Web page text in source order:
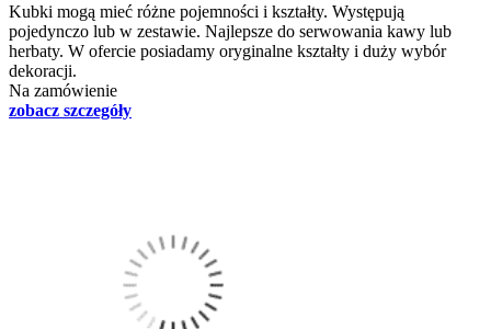
Kubki mogą mieć różne pojemności i kształty. Występują
pojedynczo lub w zestawie. Najlepsze do serwowania kawy lub
herbaty. W ofercie posiadamy oryginalne kształty i duży wybór
dekoracji.
Na zamówienie
zobacz szczegóły